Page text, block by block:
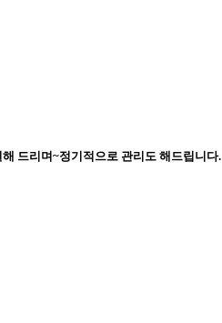
드리며~정기적으로 관리도 해드립니다.